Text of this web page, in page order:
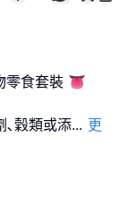
零食套裝 👅
､穀類或添... 更